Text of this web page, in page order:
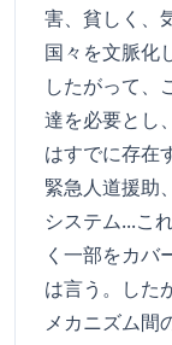
害、貧しく、
国々を文脈化
したがって、
達を必要とし
はすでに存在
緊急人道援助
システム...こ
く一部をカバ
は言う。した
メカニズム間